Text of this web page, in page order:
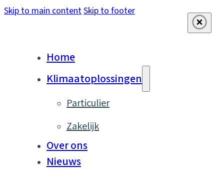
Skip to main contentSkip to footer
Home
Klimaatoplossingen
Particulier
Zakelijk
Over ons
Nieuws